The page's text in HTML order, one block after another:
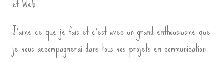
J’aime ce que je fais et c’est avec un grand enthousiasme que
je vous accompagnerai dans tous vos projets en communication.